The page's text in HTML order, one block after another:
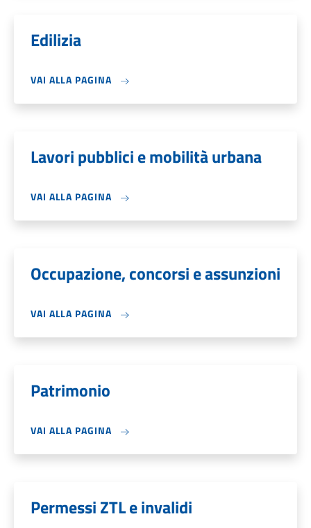
Edilizia
VAI ALLA PAGINA
Lavori pubblici e mobilità urbana
VAI ALLA PAGINA
Occupazione, concorsi e assunzioni
VAI ALLA PAGINA
Patrimonio
VAI ALLA PAGINA
Permessi ZTL e invalidi